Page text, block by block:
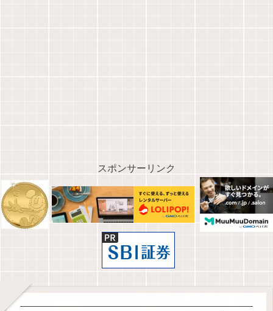
スポンサーリンク